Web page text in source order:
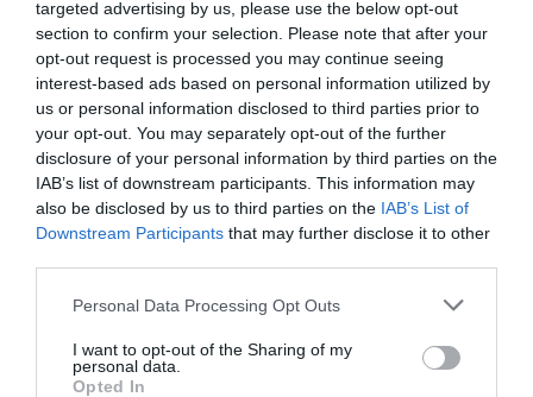
targeted advertising by us, please use the below opt-out
section to confirm your selection. Please note that after your
opt-out request is processed you may continue seeing
interest-based ads based on personal information utilized by
us or personal information disclosed to third parties prior to
your opt-out. You may separately opt-out of the further
disclosure of your personal information by third parties on the
IAB’s list of downstream participants. This information may
also be disclosed by us to third parties on the IAB’s List of
Downstream Participants that may further disclose it to other
Personal Data Processing Opt Outs
I want to opt-out of the Sharing of my
personal data.
Opted In
completar cada recorrido sin apoyar los pies en el
suelo y evitando cometer errores que penalicen su
resultado. Una exigencia que convierte cada prueba en
un auténtico desafío físico y mental.